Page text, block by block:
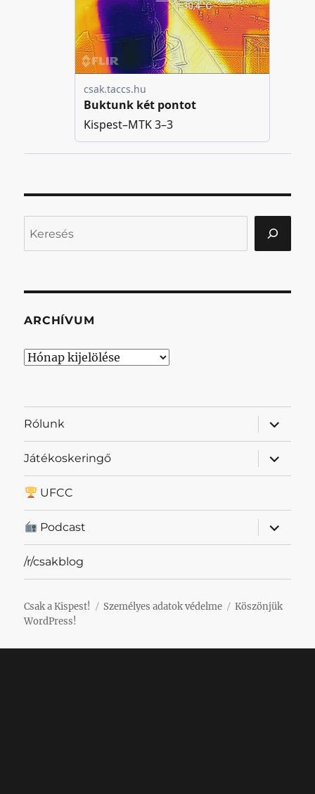
ARCHÍVUM
Archívum
Rólunk
almenü
Játékoskeringő
almenü
UFCC
Podcast
almenü
/r/csakblog
Csak a Kispest! Személyes adatok védelme
Köszönjük
WordPress!